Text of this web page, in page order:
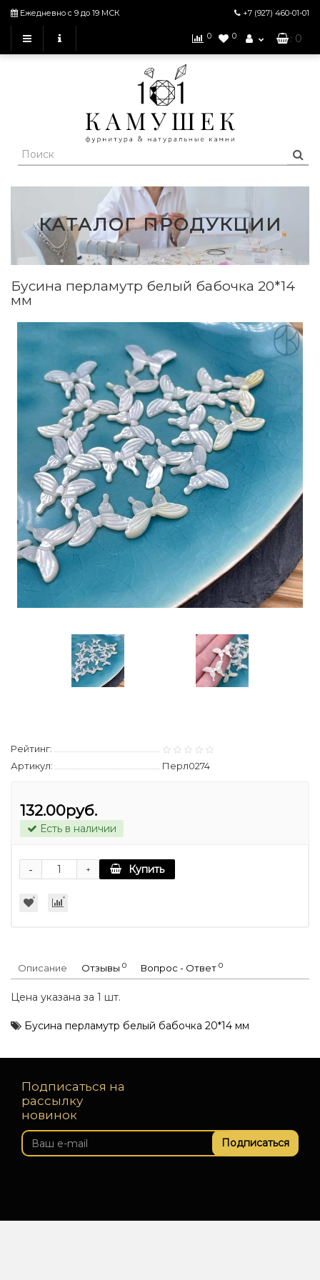
Ежедневно с 9 до 19 МСК +7 (927) 460-01-01
0 0 : 0
КАТАЛОГ ПРОДУКЦИИ
Бусина перламутр белый бабочка 20*14
мм
Рейтинг:
Артикул:
Перл0274
132.00руб.
Есть в наличии
+
- Купить
Описание Отзывы 0 Вопрос - Ответ 0
Цена указана за 1 шт.
Бусина перламутр белый бабочка 20*14 мм
Подписаться на
рассылку
новинок
Подписаться